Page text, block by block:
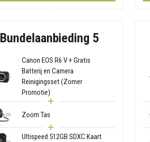
Bundelaanbieding 5
Canon EOS R6 V + Gratis
Batterij en Camera
Reinigingsset (Zomer
Promotie)
Zoom Tas
Ultispeed 512GB SDXC Kaart